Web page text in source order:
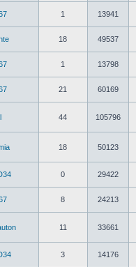
1 13941
18 49537
1 13798
21 60169
44 105796
18 50123
0 29422
8 24213
11 33661
3 14176